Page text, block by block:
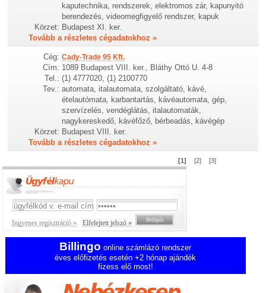
kaputechnika, rendszerek, elektromos zár, kapunyitó
berendezés, videomegfigyelő rendszer, kapuk
Körzet: Budapest XI. ker.
Tovább a részletes cégadatokhoz »
Cég: Cady-Trade 95 Kft.
Cím: 1089 Budapest VIII. ker., Bláthy Ottó U. 4-8
Tel.: (1) 4777020, (1) 2100770
Tev.: automata, italautomata, szolgáltató, kávé,
ételautómata, karbantartás, kávéautomata, gép,
szervízelés, vendéglátás, italautomaták,
nagykereskedő, kávéfőző, bérbeadás, kávégép
Körzet: Budapest VIII. ker.
Tovább a részletes cégadatokhoz »
[1] [2] [3]
Ingyenes regisztráció » Elfelejtett jelszó »
Billingo online számlázó rendszer
éves előfizetés esetén +2 hónap ajándék
fizess elő most!